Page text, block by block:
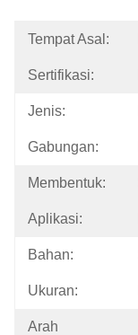
Tempat Asal:
Sertifikasi:
Jenis:
Gabungan:
Membentuk:
Aplikasi:
Bahan:
Ukuran:
Arah